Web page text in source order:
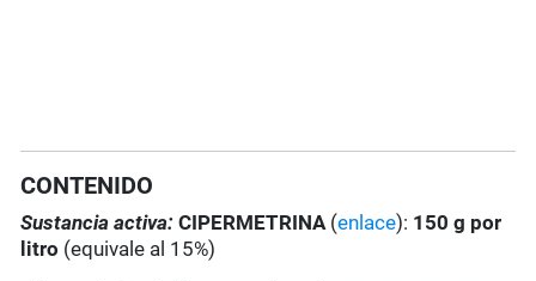
CONTENIDO
Sustancia activa:CIPERMETRINA (enlace): 150 g por
litro (equivale al 15%)